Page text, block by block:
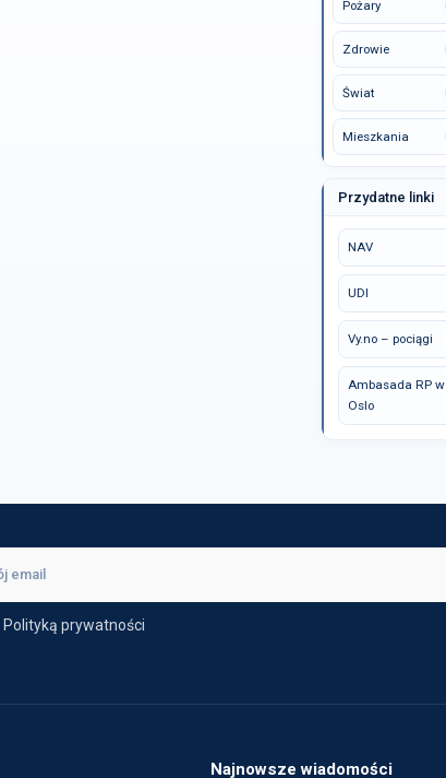
Pożary
Zdrowie
Świat
Mieszkania
Przydatne linki
NAV
UDI
Vy.no – pociągi
Ambasada RP w
Oslo
Polityką prywatności
Najnowsze wiadomości